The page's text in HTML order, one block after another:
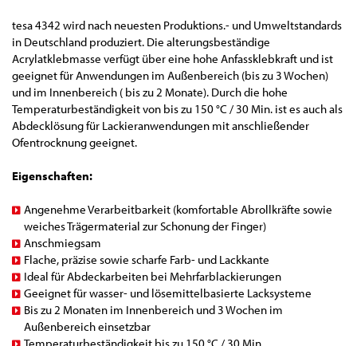
tesa 4342 wird nach neuesten Produktions.- und Umweltstandards
in Deutschland produziert. Die alterungsbeständige
Acrylatklebmasse verfügt über eine hohe Anfassklebkraft und ist
geeignet für Anwendungen im Außenbereich (bis zu 3 Wochen)
und im Innenbereich ( bis zu 2 Monate). Durch die hohe
Temperaturbeständigkeit von bis zu 150 °C / 30 Min. ist es auch als
Abdecklösung für Lackieranwendungen mit anschließender
Ofentrocknung geeignet.
Eigenschaften:
Angenehme Verarbeitbarkeit (komfortable Abrollkräfte sowie
weiches Trägermaterial zur Schonung der Finger)
Anschmiegsam
Flache, präzise sowie scharfe Farb- und Lackkante
Ideal für Abdeckarbeiten bei Mehrfarblackierungen
Geeignet für wasser- und lösemittelbasierte Lacksysteme
Bis zu 2 Monaten im Innenbereich und 3 Wochen im
Außenbereich einsetzbar
Temperaturbeständigkeit bis zu 150 °C / 30 Min